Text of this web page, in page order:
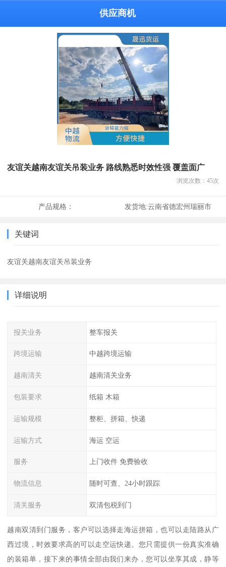
供应商机
友谊关越南友谊关吊装业务 路线熟悉时效性强 覆盖面广
浏览次数： 45次
产品规格： 发货地:云南省德宏州瑞丽市
关键词
友谊关越南友谊关吊装业务
详细说明
报关业务 整车报关
跨境运输 中越跨境运输
越南清关 越南清关业务
包装要求 纸箱 木箱
运输规模 整柜、拼箱、快递
运输方式 海运 空运
服务 上门收件 免费验收
物流信息 随时可查、24小时跟踪
清关服务 双清包税到门
越南双清到门服务，客户可以选择走海运拼箱，也可以走陆路从广
西过境，时效要求高的可以走空运快递。您只需提供一份真实准确
的装箱单，接下来的事情全部由我们来办，您可以坐享其成，静等